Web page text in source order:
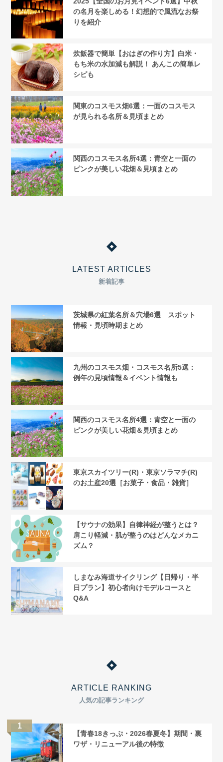
の名月を楽しめる！幻想的で風流なお祭
りを紹介
炊飯器で簡単【おはぎの作り方】白米・
もち米の水加減も解説！ あんこの簡単レ
シピも
関東のコスモス畑6選：一面のコスモス
が見られる名所＆見頃まとめ
関西のコスモス名所4選：青空と一面の
ピンクが美しい花畑＆見頃まとめ
LATEST ARTICLES
新着記事
茨城県の紅葉名所＆穴場6選 スポット
情報・見頃時期まとめ
九州のコスモス畑・コスモス名所5選：
例年の見頃情報＆イベント情報も
関西のコスモス名所4選：青空と一面の
ピンクが美しい花畑＆見頃まとめ
東京スカイツリー(R)・東京ソラマチ(R)
のお土産20選［お菓子・食品・雑貨］
【サウナの効果】自律神経が整うとは？
肩こり軽減・肌が整うのはどんなメカニ
ズム？
しまなみ海道サイクリング【日帰り・半
日プラン】初心者向けモデルコースと
Q&A
ARTICLE RANKING
人気の記事ランキング
【青春18きっぷ・2026春夏冬】期間・裏
ワザ・リニューアル後の特徴